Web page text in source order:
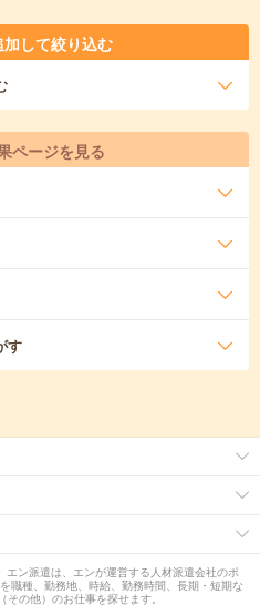
して絞り込む
ページを見る
す
ン派遣は、エンが運営する人材派遣会社のポ
職種、勤務地、時給、勤務時間、長期・短期な
の他）のお仕事を探せます。